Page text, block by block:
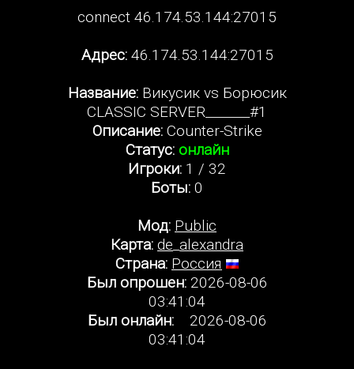
connect 46.174.53.144:27015
Адрес: 46.174.53.144:27015
Название:Викусик vs Борюсик
CLASSIC SERVER_______#1
Описание:Counter-Strike
Статус: онлайн
Игроки: 1 / 32
Боты: 0
Мод: Public
Карта: de_alexandra
Страна: Россия
Был опрошен:2026-08-06
03:41:04
Был онлайн:2026-08-06
03:41:04